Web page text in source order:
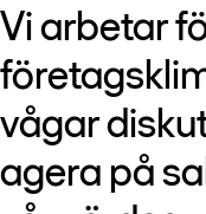
Vi arbetar
vågar
agera på